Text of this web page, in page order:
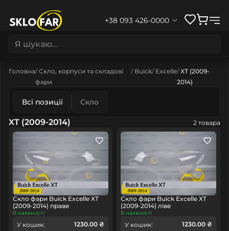
+38 093 426-0000
Головна Скло, корпуси та складові
фари
Buick Excelle XT (2009-
2014)
Всі позиції Скло
XT (2009-2014) 2 товара
Скло фари Buick Excelle XT
(2009-2014) праве
В наявності
У кошик: 1230.00 ₴
Скло фари Buick Excelle XT
(2009-2014) ліве
В наявності
У кошик: 1230.00 ₴